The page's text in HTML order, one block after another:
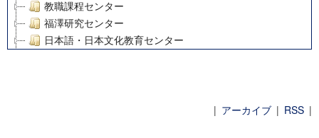
教職課程センター
福澤研究センター
日本語・日本文化教育センター
グローバルリサーチインスティテュート
| アーカイブ | RSS |